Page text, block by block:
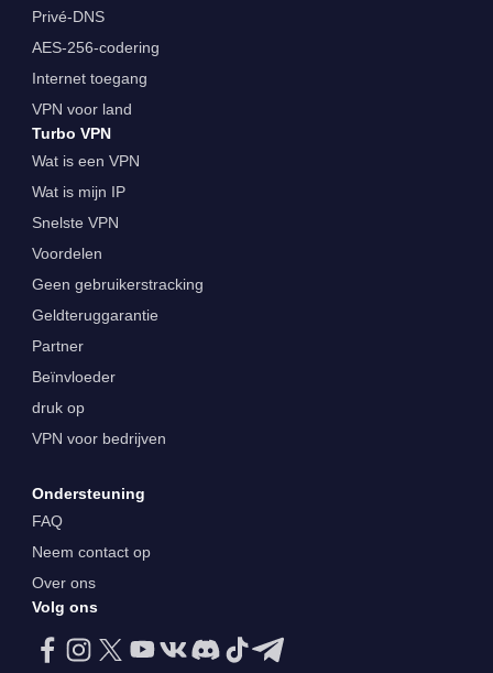
Privé-DNS
AES-256-codering
Internet toegang
VPN voor land
Turbo VPN
Wat is een VPN
Wat is mijn IP
Snelste VPN
Voordelen
Geen gebruikerstracking
Geldteruggarantie
Partner
Beïnvloeder
druk op
VPN voor bedrijven
Ondersteuning
FAQ
Neem contact op
Over ons
Volg ons